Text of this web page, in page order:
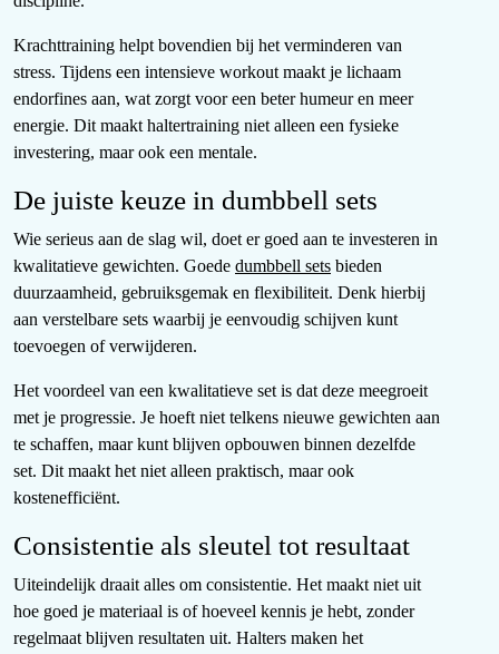
Krachttraining helpt bovendien bij het verminderen van
stress. Tijdens een intensieve workout maakt je lichaam
endorfines aan, wat zorgt voor een beter humeur en meer
energie. Dit maakt haltertraining niet alleen een fysieke
investering, maar ook een mentale.
De juiste keuze in dumbbell sets
Wie serieus aan de slag wil, doet er goed aan te investeren in
kwalitatieve gewichten. Goede dumbbell sets bieden
duurzaamheid, gebruiksgemak en flexibiliteit. Denk hierbij
aan verstelbare sets waarbij je eenvoudig schijven kunt
toevoegen of verwijderen.
Het voordeel van een kwalitatieve set is dat deze meegroeit
met je progressie. Je hoeft niet telkens nieuwe gewichten aan
te schaffen, maar kunt blijven opbouwen binnen dezelfde
set. Dit maakt het niet alleen praktisch, maar ook
kostenefficiënt.
Consistentie als sleutel tot resultaat
Uiteindelijk draait alles om consistentie. Het maakt niet uit
hoe goed je materiaal is of hoeveel kennis je hebt, zonder
regelmaat blijven resultaten uit. Halters maken het